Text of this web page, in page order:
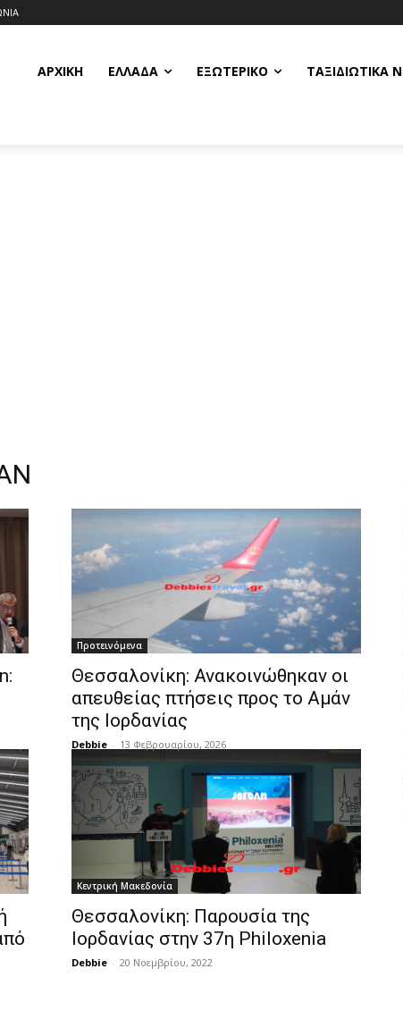
ΑΡΧΙΚΗ ΕΛΛΆΔΑ ΕΞΩΤΕΡΙΚΌ ΤΑΞΙΔΙΩΤΙΚΆ
Προτεινόμενα
Θεσσαλονίκη: Ανακοινώθηκαν οι
απευθείας πτήσεις προς το Αμάν
της Ιορδανίας
Debbie - 13 Φεβρουαρίου, 2026
Κεντρική Μακεδονία
Θεσσαλονίκη: Παρουσία της
Ιορδανίας στην 37η Philoxenia
Debbie - 20 Νοεμβρίου, 2022